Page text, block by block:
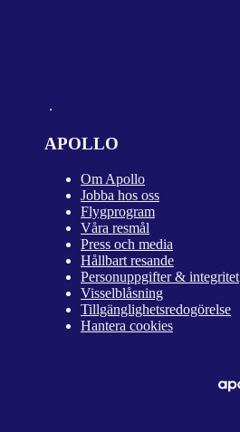
APOLLO
Om Apollo
Jobba hos oss
Flygprogram
Våra resmål
Press och media
Hållbart resande
Personuppgifter & integritet
Visselblåsning
Tillgänglighetsredogörelse
Hantera cookies